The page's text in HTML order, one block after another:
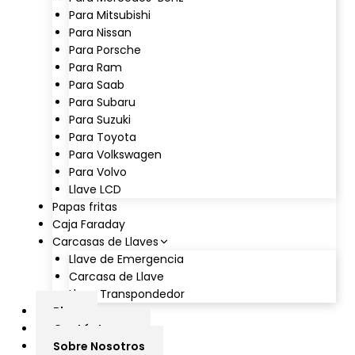
Para Mitsubishi
Para Nissan
Para Porsche
Para Ram
Para Saab
Para Subaru
Para Suzuki
Para Toyota
Para Volkswagen
Para Volvo
Llave LCD
Papas fritas
Caja Faraday
Carcasas de Llaves
Llave de Emergencia
Carcasa de Llave
Llave Transpondedor
Blog
Contáctanos
Sobre Nosotros